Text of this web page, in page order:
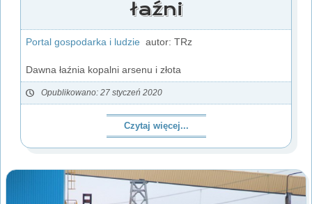
łaźni
Portal gospodarka i ludzie autor: TRz
Dawna łaźnia kopalni arsenu i złota
Opublikowano: 27 styczeń 2020
Czytaj więcej...